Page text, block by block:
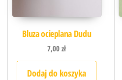
Bluza ocieplana Dudu
7,00zł
Dodaj do koszyka